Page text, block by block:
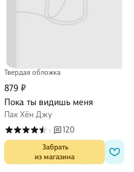
Твердая обложка
879 ₽
Пока ты видишь меня
Пак Хён Джу
· 120
Забрать
из магазина